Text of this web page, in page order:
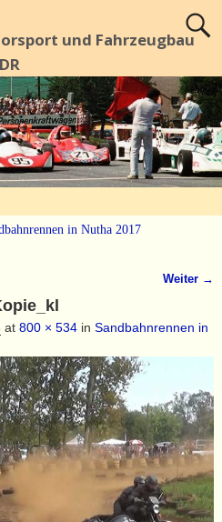
und Fahrzeugbau
in Nutha 2017
Weiter →
at 800 × 534in Sandbahnrennen in